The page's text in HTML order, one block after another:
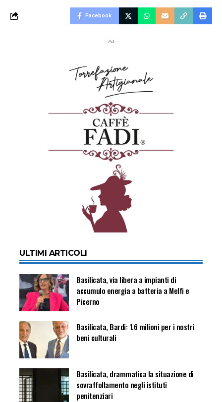
Facebook
- Ad -
ULTIMI ARTICOLI
Basilicata, via libera a impianti di
accumulo energia a batteria a Melfi e
Picerno
Basilicata, Bardi: 1.6 milioni per i nostri
beni culturali
Basilicata, drammatica la situazione di
sovraffollamento negli istituti
penitenziari